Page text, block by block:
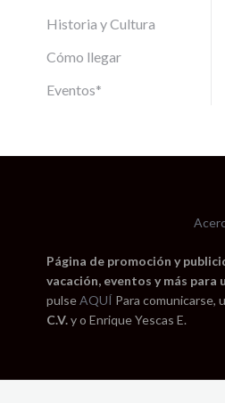
Historia y Cultura
Cómo llegar
Eventos*
Página de promoción y
vacación, eventos y más para
pulseAQUÍ Para comunicarse,
C.V.y o Enrique Yescas E.